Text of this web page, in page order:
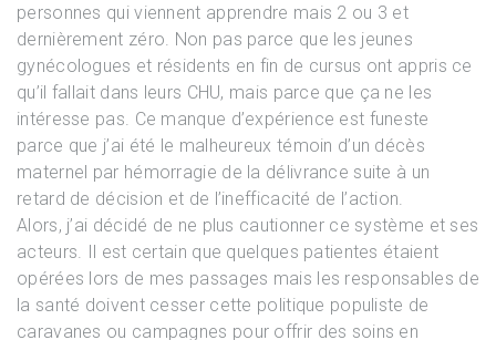
personnes qui viennent apprendre mais 2 ou 3 et
dernièrement zéro. Non pas parce que les jeunes
gynécologues et résidents en fin de cursus ont appris ce
qu’il fallait dans leurs CHU, mais parce que ça ne les
intéresse pas. Ce manque d’expérience est funeste
parce que j’ai été le malheureux témoin d’un décès
maternel par hémorragie de la délivrance suite à un
retard de décision et de l’inefficacité de l’action.
Alors, j’ai décidé de ne plus cautionner ce système et ses
acteurs. Il est certain que quelques patientes étaient
opérées lors de mes passages mais les responsables de
la santé doivent cesser cette politique populiste de
caravanes ou campagnes pour offrir des soins en